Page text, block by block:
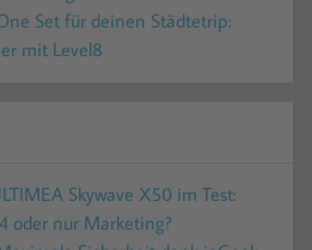
Set für deinen Städtetrip:
mit Level8
Skywave X50 im Test:
oder nur Marketing?